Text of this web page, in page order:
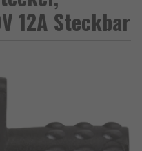
12A Steckbar